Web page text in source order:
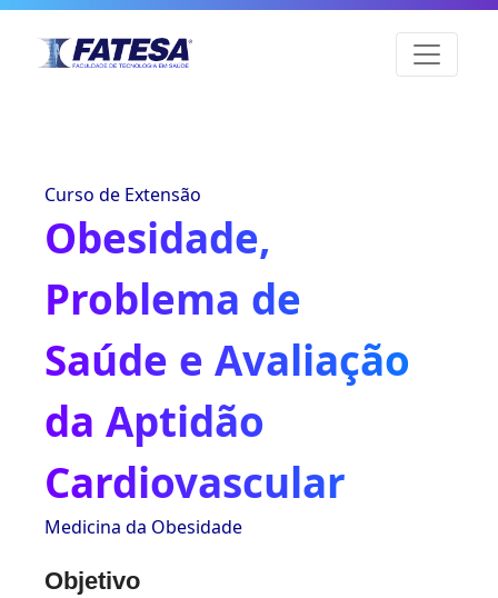
Curso de Extensão
Obesidade,
Problema de
Saúde e Avaliação
da Aptidão
Cardiovascular
Medicina da Obesidade
Objetivo